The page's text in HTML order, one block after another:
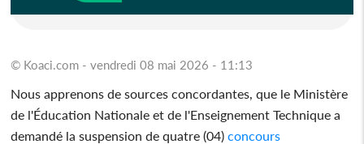
© Koaci.com - vendredi 08 mai 2026 - 11:13
Nous apprenons de sources concordantes, que le Ministère
de l'Éducation Nationale et de l'Enseignement Technique a
demandé la suspension de quatre (04)concours